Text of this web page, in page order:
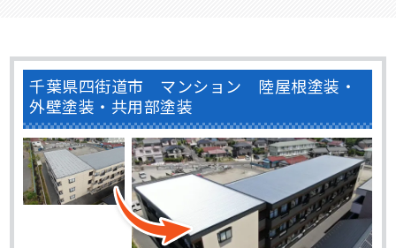
千葉県四街道市 マンション 陸屋根塗装・
外壁塗装・共用部塗装